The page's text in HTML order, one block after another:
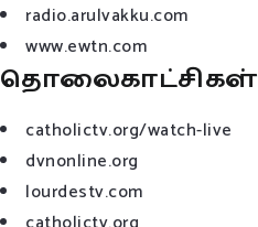
radio.arulvakku.com
www.ewtn.com
தொலைகாட்சிகள்
catholictv.org/watch-live
dvnonline.org
lourdestv.com